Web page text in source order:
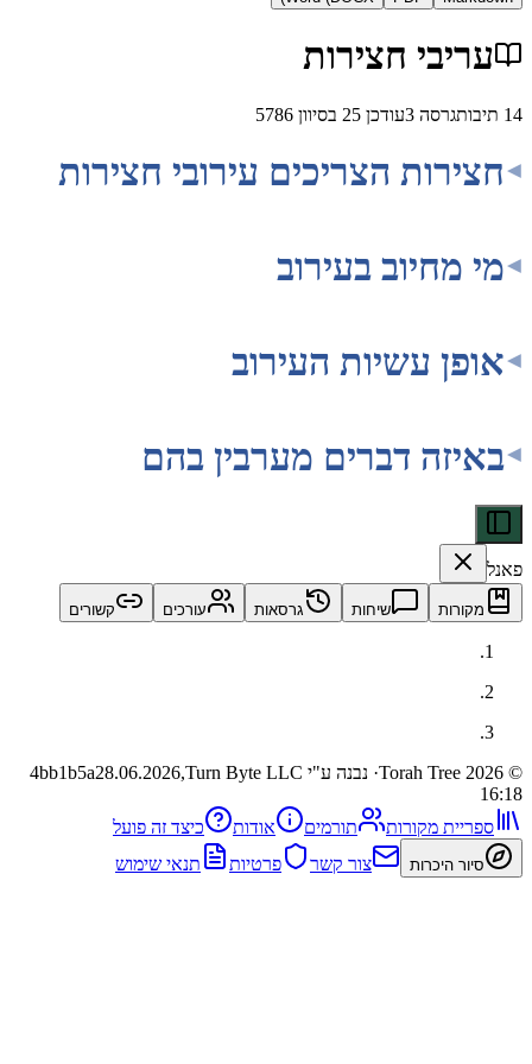
חצירות
גרסה 3עודכן 25 בסיוון 5786
הצריכים עירובי חצירות
בעירוב
עשיות העירוב
דברים מערבין בהם
שיחות גרסאות עורכים קשורים
· נבנה ע"י Turn Byte LLC 4bb1b5a28.06.2026,
מקורות תורמים אודות כיצד זה פועל
היכרות צור קשר פרטיות תנאי שימוש